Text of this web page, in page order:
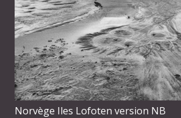
Norvège Iles Lofoten version NB